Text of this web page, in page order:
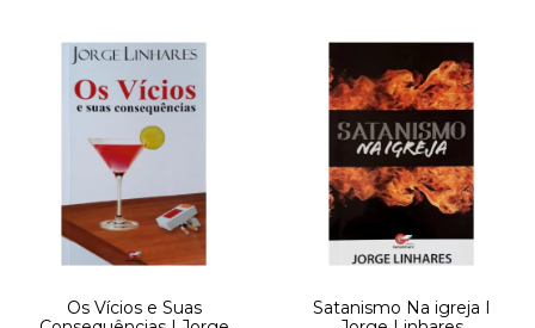
Os Vícios e Suas
Satanismo Na igreja I